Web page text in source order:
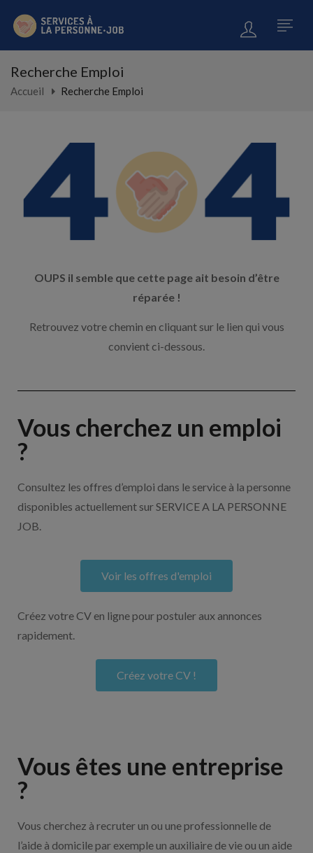
Recherche Emploi
Accueil Recherche Emploi
OUPS il semble que cette page ait besoin d’être
réparée !
Retrouvez votre chemin en cliquant sur le lien qui vous
convient ci-dessous.
Vous cherchez un emploi
?
Consultez les offres d’emploi dans le service à la personne
disponibles actuellement sur SERVICE A LA PERSONNE
JOB.
Voir les offres d'emploi
Créez votre CV en ligne pour postuler aux annonces
rapidement.
Créez votre CV !
Vous êtes une entreprise
?
Vous cherchez à recruter un ou une professionnelle de
l’aide à domicile par exemple un auxiliaire de vie ou un aide